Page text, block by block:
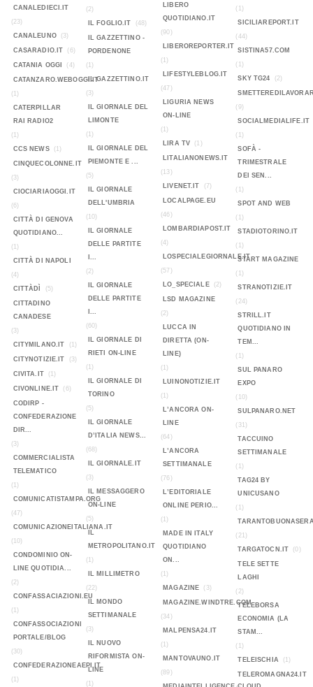
CANALEDIECI.IT
(23)
CANALEUNO
(3)
CASARADIO.IT (6)
CATANIA OGGI (4)
CATANZARO.WEBOGGI.IT
(1)
CATERPILLAR
RAI RADIO2
(1)
CCS NEWS
(1)
CINQUECOLONNE.IT
(3)
CIOCIARIAOGGI.IT
(6)
CITTÀ DI GENOVA
QUOTIDIANO...
(1)
CITTÀ DI NAPOLI
(4)
CITTÀDÌ
(5)
CITTADINO
CANADESE
(3)
CITYMILANO.IT
(1)
CITYNOTIZIE.IT (3)
CIVITA.IT (1)
CIVONLINE.IT (6)
CODIRP -
CONFEDERAZIONE
DIR...
(3)
COMMERCIALISTA
TELEMATICO
(1)
COMUNICATISTAMPA.ORG
(47)
COMUNICAZIONEITALIANA.IT
(10)
CONDOMINIO ON-
LINE QUOTIDIA...
(2)
CONFASSACIAZIONI.EU
(1)
CONFASSOCIAZIONI
PORTALE/BLOG
(30)
CONFEDERAZIONEAEPI.IT
(1)
(2)
IL FOGLIO.IT
(48)
IL GAZZETTINO -
PORDENONE
(1)
IL GAZZETTINO.IT
(3)
IL GIORNALE DEL
LIMONTE
(1)
IL GIORNALE DEL
PIEMONTE E ...
(5)
IL GIORNALE
DELL'UMBRIA
(10)
IL GIORNALE
DELLE PARTITE
I...
(2)
IL GIORNALE
DELLE PARTITE
I...
(60)
IL GIORNALE DI
RIETI ON-LINE
(1)
IL GIORNALE DI
TORINO
(5)
IL GIORNALE
D’ITALIA NEWS...
(68)
IL GIORNALE.IT
(3)
IL MESSAGGERO
ON-LINE
(5)
IL
METROPOLITANO.IT
(1)
IL MILLIMETRO
(22)
IL MONDO
SETTIMANALE
(3)
IL NUOVO
RIFORMISTA ON-
LINE
(1)
LIBERO
QUOTIDIANO.IT
(90)
LIBEROREPORTER.IT
(1)
LIFESTYLEBLOG.IT
(47)
LIGURIA NEWS
ON-LINE
(1)
LIRA TV
(1)
LITALIANONEWS.IT
(13)
LIVENET.IT
(7)
LOCALPAGE.EU
(46)
LOMBARDIAPOST.IT
(4)
LOSPECIALEGIORNALE.IT
(57)
LO_SPECIALE
(2)
LSD MAGAZINE
(2)
LUCCA IN
DIRETTA (ON-
LINE)
(1)
LUINONOTIZIE.IT
(1)
L’ANCORA ON-
LINE
(64)
L’ANCORA
SETTIMANALE
(76)
L’EDITORIALE
ONLINE PERIO...
(1)
MADE IN ITALY
QUOTIDIANO
ON...
(1)
MAGAZINE
(3)
MAGAZINE.WINDTRE.COM
(34)
MALPENSA24.IT
(1)
MANTOVAUNO.IT
(89)
(1)
SICILIAREPORT.IT
(44)
SISTINA57.COM
(1)
SKY TG24
(2)
(9)
SOCIALMEDIALIFE.IT
(1)
SOFÀ -
TRIMESTRALE
DEI SEN...
(1)
SPOT AND WEB
(1)
STADIOTORINO.IT
(1)
START MAGAZINE
(1)
STRANOTIZIE.IT
(24)
STRILL.IT
QUOTIDIANO IN
TEM...
(1)
SUL PANARO
EXPO
(10)
SULPANARO.NET
(31)
TACCUINO
SETTIMANALE
(1)
TAG24 BY
UNICUSANO
(1)
(21)
TARGATOCN.IT
(0)
TELE SETTE
LAGHI
(2)
TELEBORSA
ECONOMIA (LA
STAM...
(1)
TELEISCHIA
(1)
TELEROMAGNA24.IT